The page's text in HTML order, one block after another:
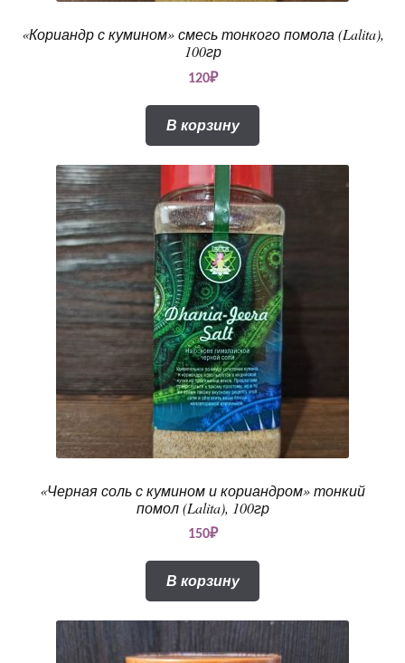
«Кориандр с кумином» смесь тонкого помола (Lalita),
100гр
120₽
В корзину
«Черная соль с кумином и кориандром» тонкий
помол (Lalita), 100гр
150₽
В корзину